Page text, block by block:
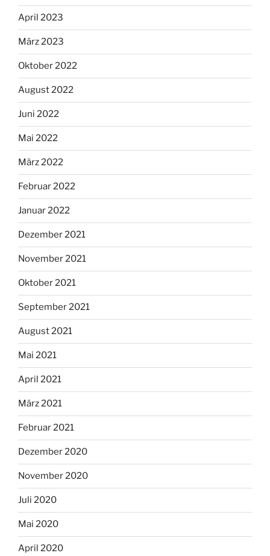
April 2023
März 2023
Oktober 2022
August 2022
Juni 2022
Mai 2022
März 2022
Februar 2022
Januar 2022
Dezember 2021
November 2021
Oktober 2021
September 2021
August 2021
Mai 2021
April 2021
März 2021
Februar 2021
Dezember 2020
November 2020
Juli 2020
Mai 2020
April 2020